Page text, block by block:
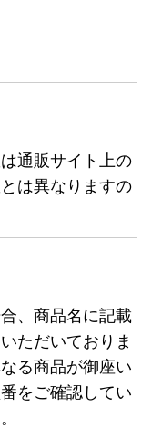
通販サイト上の
は異なりますの
、商品名に記載
ただいておりま
る商品が御座い
をご確認してい